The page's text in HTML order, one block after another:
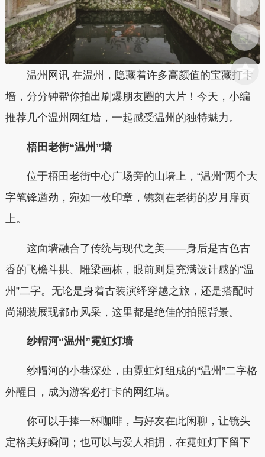
温州网讯 在温州，隐藏着许多高颜值的宝藏打卡
墙，分分钟帮你拍出刷爆朋友圈的大片！今天，小编
推荐几个温州网红墙，一起感受温州的独特魅力。
梧田老街“温州”墙
位于梧田老街中心广场旁的山墙上，“温州”两个大
字笔锋遒劲，宛如一枚印章，镌刻在老街的岁月扉页
上。
这面墙融合了传统与现代之美——身后是古色古
香的飞檐斗拱、雕梁画栋，眼前则是充满设计感的“温
州”二字。无论是身着古装演绎穿越之旅，还是搭配时
尚潮装展现都市风采，这里都是绝佳的拍照背景。
纱帽河“温州”霓虹灯墙
纱帽河的小巷深处，由霓虹灯组成的“温州”二字格
外醒目，成为游客必打卡的网红墙。
你可以手捧一杯咖啡，与好友在此闲聊，让镜头
定格美好瞬间；也可以与爱人相拥，在霓虹灯下留下